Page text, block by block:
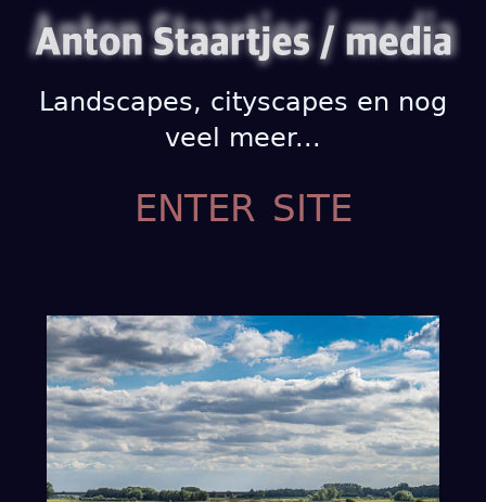
Landscapes, cityscapes en nog
veel meer...
enter site